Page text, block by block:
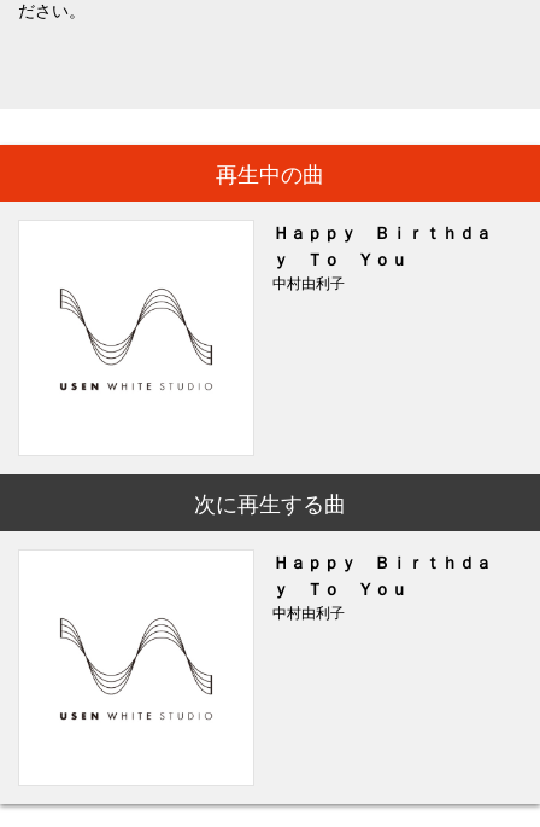
ださい。
再生中の曲
Ｈａｐｐｙ Ｂｉｒｔｈｄａ
ｙ Ｔｏ Ｙｏｕ
中村由利子
次に再生する曲
Ｈａｐｐｙ Ｂｉｒｔｈｄａ
ｙ Ｔｏ Ｙｏｕ
中村由利子